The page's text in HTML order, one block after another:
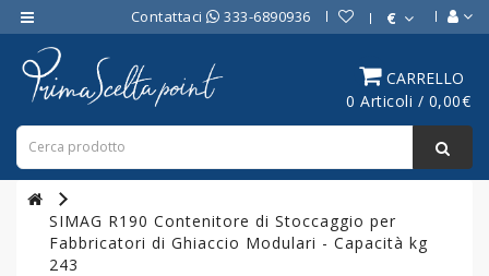
Contattaci 333-6890936 €
CARRELLO
0 Articoli / 0,00€
Category
ATTREZZATURE
BAR
ATTREZZATURE
PROFESSIONALI
CUCINA
SIMAG R190 Contenitore di Stoccaggio per
Fabbricatori di Ghiaccio Modulari - Capacità kg
243